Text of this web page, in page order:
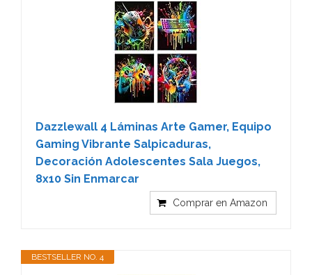
Dazzlewall 4 Láminas Arte Gamer, Equipo
Gaming Vibrante Salpicaduras,
Decoración Adolescentes Sala Juegos,
8x10 Sin Enmarcar
Comprar en Amazon
BESTSELLER NO. 4